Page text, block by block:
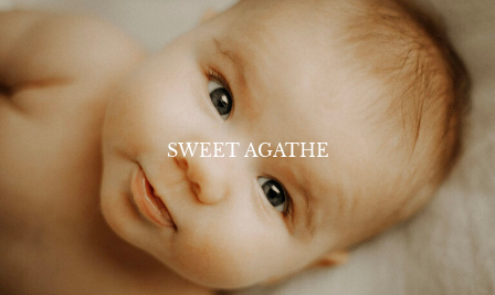
SWEET AGATHE